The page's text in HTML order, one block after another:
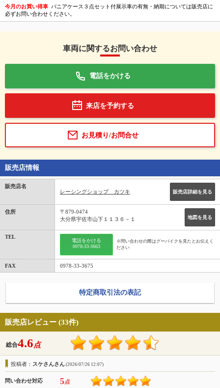
今月のお買い得車 パニアケース３点セット付展示車の有無・納期については販売店に
必ずお問い合わせください。
車両に関するお問い合わせ
電話をかける
来店を予約する
お見積り/お問合せ
販売店情報
販売店名
レーシングショップ カツキ
販売店詳細を見る
住所
地図を見る
〒879-0474
大分県宇佐市山下１１３６－１
TEL
電話をかける
0978-33-3663
※問い合わせの際はグーバイクを見たとお伝えく
ださい
FAX 0978-33-3675
特定商取引法の表記
販売店レビュー (33件)
総合4.6点
投稿者： スケさんさん (2026/07/26 12:07)
問い合わせ対応 5点